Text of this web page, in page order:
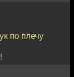
по плечу